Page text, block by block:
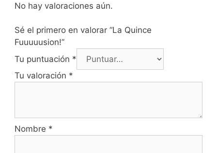
No hay valoraciones aún.
Sé el primero en valorar “La Quince
Fuuuuusion!”
Tu puntuación *
Tu valoración *
Nombre *